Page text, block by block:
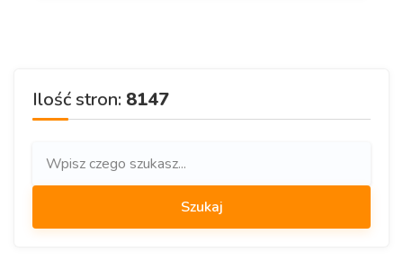
Ilość stron: 8147